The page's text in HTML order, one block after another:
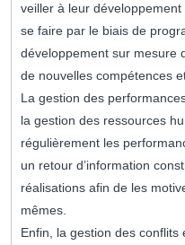
veiller à leur
se faire par le biais de
développement sur mesure
de nouvelles compétences
La gestion des
la gestion des ressources
régulièrement les
un retour d’information
réalisations afin de les
mêmes.
Enfin, la gestion des conflits